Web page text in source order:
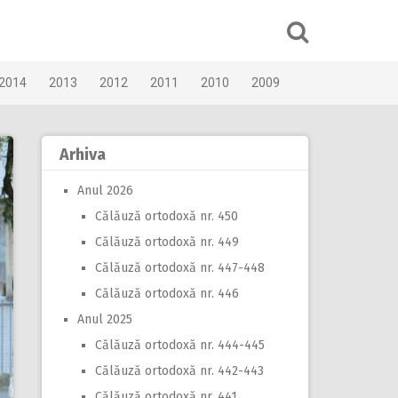
2013 2012 2011 2010 2009
Arhiva
Anul 2026
Călăuză ortodoxă nr. 450
Călăuză ortodoxă nr. 449
Călăuză ortodoxă nr. 447-448
Călăuză ortodoxă nr. 446
Anul 2025
Călăuză ortodoxă nr. 444-445
Călăuză ortodoxă nr. 442-443